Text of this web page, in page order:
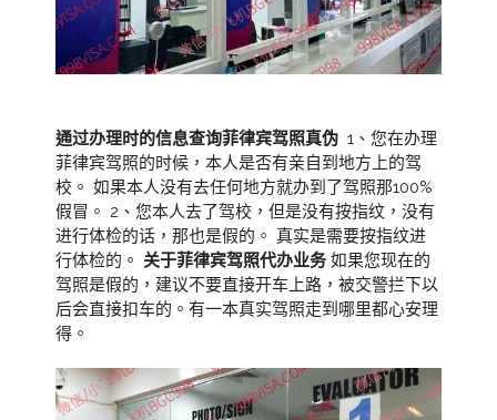
通过办理时的信息查询菲律宾驾照真伪 1、您在办理
菲律宾驾照的时候，本人是否有亲自到地方上的驾
校。 如果本人没有去任何地方就办到了驾照那100%
假冒。 2、您本人去了驾校，但是没有按指纹，没有
进行体检的话，那也是假的。 真实是需要按指纹进
行体检的。 关于菲律宾驾照代办业务 如果您现在的
驾照是假的，建议不要直接开车上路，被交警拦下以
后会直接扣车的。有一本真实驾照走到哪里都心安理
得。